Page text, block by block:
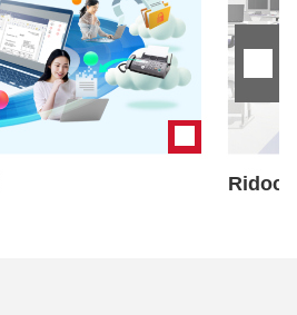
Ridoc